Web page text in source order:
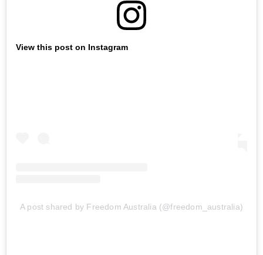
View this post on Instagram
A post shared by Freedom Australia (@freedom_australia)